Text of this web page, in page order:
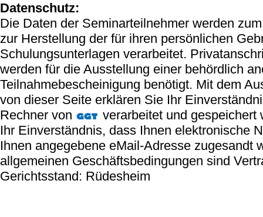
Datenschutz:
Die Daten der Seminarteilnehmer werden
zur Herstellung der für ihren persönlichen
Schulungsunterlagen verarbeitet.
werden für die Ausstellung einer behördlich
Teilnahmebescheinigung benötigt. Mit dem
von dieser Seite erklären Sie Ihr
Rechner von
verarbeitet und gespeichert
Ihr Einverständnis, dass Ihnen elektronische
Ihnen angegebene eMail-Adresse zugesandt
allgemeinen Geschäftsbedingungen sind
Gerichtsstand: Rüdesheim